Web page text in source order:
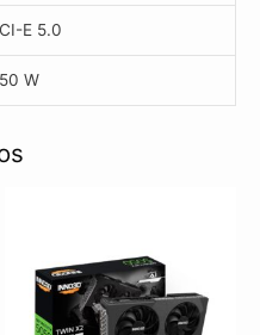
E 5.0
W